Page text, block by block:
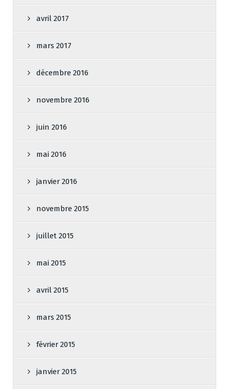
avril 2017
mars 2017
décembre 2016
novembre 2016
juin 2016
mai 2016
janvier 2016
novembre 2015
juillet 2015
mai 2015
avril 2015
mars 2015
février 2015
janvier 2015